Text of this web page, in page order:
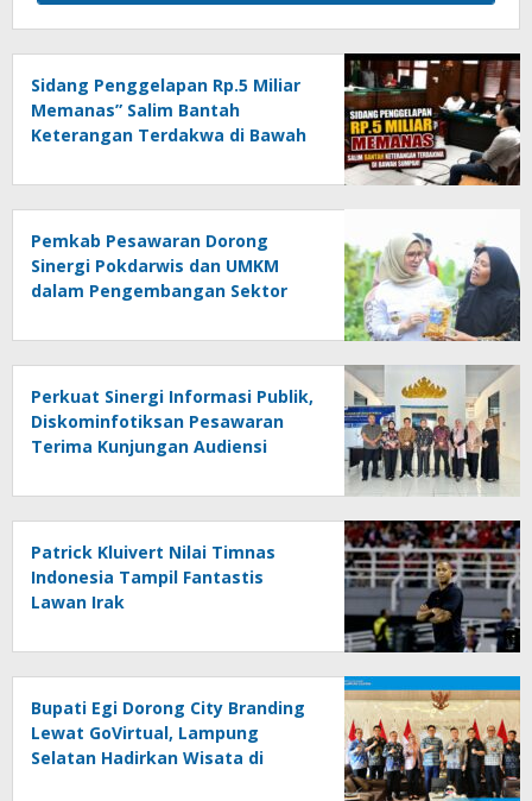
Sidang Penggelapan Rp.5 Miliar
Memanas” Salim Bantah
Keterangan Terdakwa di Bawah
Pemkab Pesawaran Dorong
Sinergi Pokdarwis dan UMKM
dalam Pengembangan Sektor
Perkuat Sinergi Informasi Publik,
Diskominfotiksan Pesawaran
Terima Kunjungan Audiensi
Patrick Kluivert Nilai Timnas
Indonesia Tampil Fantastis
Lawan Irak
Bupati Egi Dorong City Branding
Lewat GoVirtual, Lampung
Selatan Hadirkan Wisata di